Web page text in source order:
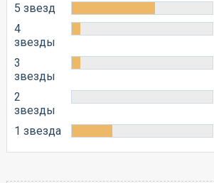
5 звезд
4
звезды
3
звезды
2
звезды
1 звезда